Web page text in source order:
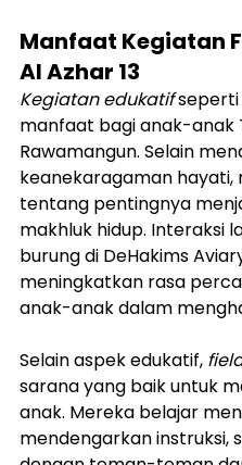
Manfaat Kegiatan
Al Azhar 13
Kegiatan edukatif seperti
manfaat bagi anak-anak
Rawamangun. Selain
keanekaragaman hayati,
tentang pentingnya
makhluk hidup. Interaksi
burung di DeHakims
meningkatkan rasa
anak-anak dalam
Selain aspek edukatif,
sarana yang baik untuk
anak. Mereka belajar
mendengarkan instruksi,